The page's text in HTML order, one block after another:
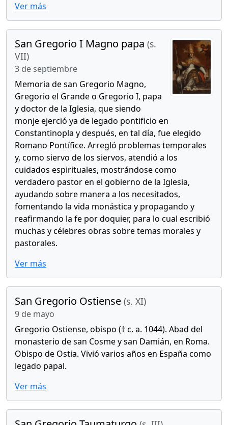
Ver más
San Gregorio I Magno papa (s.
VII)
3 de septiembre
Memoria de san Gregorio Magno,
Gregorio el Grande o Gregorio I, papa
y doctor de la Iglesia, que siendo
monje ejerció ya de legado pontificio en
Constantinopla y después, en tal día, fue elegido
Romano Pontífice. Arregló problemas temporales
y, como siervo de los siervos, atendió a los
cuidados espirituales, mostrándose como
verdadero pastor en el gobierno de la Iglesia,
ayudando sobre manera a los necesitados,
fomentando la vida monástica y propagando y
reafirmando la fe por doquier, para lo cual escribió
muchas y célebres obras sobre temas morales y
pastorales.
Ver más
San Gregorio Ostiense (s. XI)
9 de mayo
Gregorio Ostiense, obispo († c. a. 1044). Abad del
monasterio de san Cosme y san Damián, en Roma.
Obispo de Ostia. Vivió varios años en España como
legado papal.
Ver más